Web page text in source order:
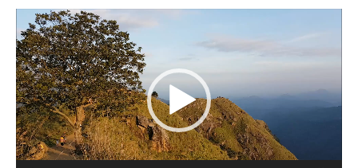
Lecteur
vidéo